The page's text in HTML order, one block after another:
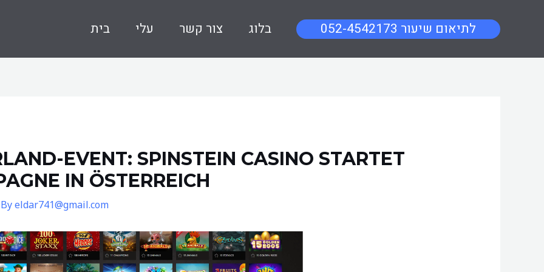
בית עלי צור קשר בלוג 052-4542173 לתיאום שיעור
EVENT: SPINSTEIN CASINO STARTET
IN ÖSTERREICH
eldar741@gmail.com